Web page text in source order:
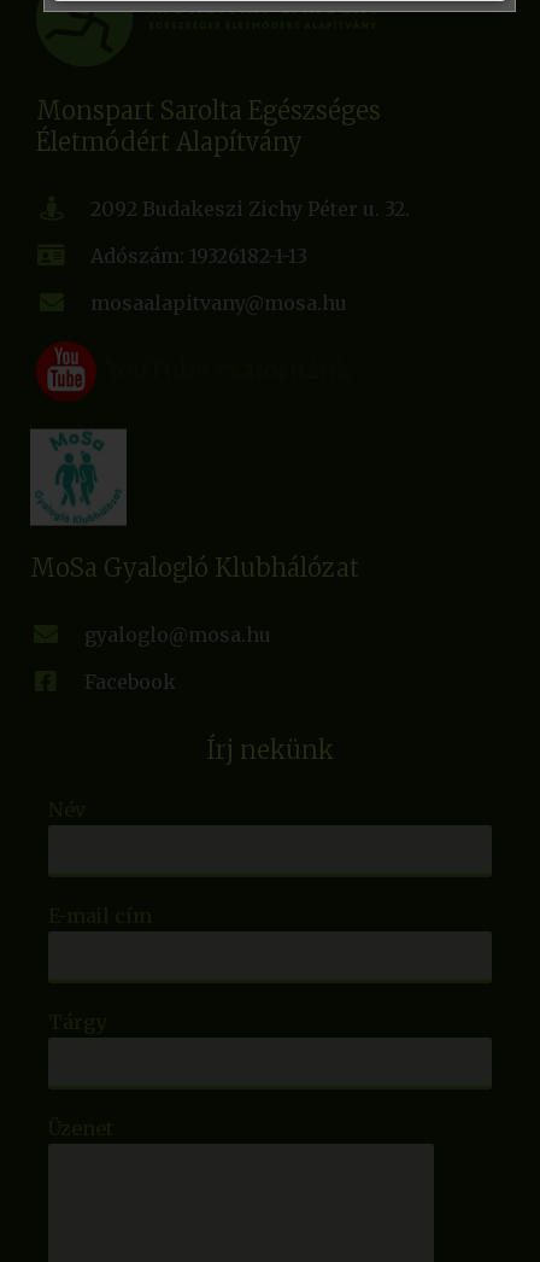
Monspart Sarolta Egészséges
Életmódért Alapítvány
2092 Budakeszi Zichy Péter u. 32.
Adószám: 19326182-1-13
mosaalapitvany@mosa.hu
MoSa Gyalogló Klubhálózat
gyaloglo@mosa.hu
Facebook
Írj nekünk